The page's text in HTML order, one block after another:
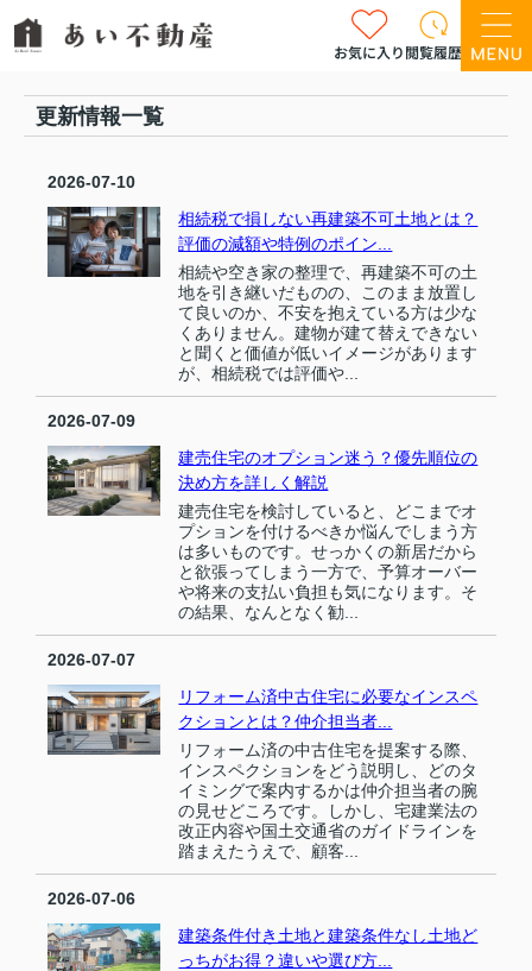
お気に入り閲覧履歴
更新情報一覧
2026-07-10
相続税で損しない再建築不可土地とは？
評価の減額や特例のポイン...
相続や空き家の整理で、再建築不可の土
地を引き継いだものの、このまま放置し
て良いのか、不安を抱えている方は少な
くありません。建物が建て替えできない
と聞くと価値が低いイメージがあります
が、相続税では評価や...
2026-07-09
建売住宅のオプション迷う？優先順位の
決め方を詳しく解説
建売住宅を検討していると、どこまでオ
プションを付けるべきか悩んでしまう方
は多いものです。せっかくの新居だから
と欲張ってしまう一方で、予算オーバー
や将来の支払い負担も気になります。そ
の結果、なんとなく勧...
2026-07-07
リフォーム済中古住宅に必要なインスペ
クションとは？仲介担当者...
リフォーム済の中古住宅を提案する際、
インスペクションをどう説明し、どのタ
イミングで案内するかは仲介担当者の腕
の見せどころです。しかし、宅建業法の
改正内容や国土交通省のガイドラインを
踏まえたうえで、顧客...
2026-07-06
建築条件付き土地と建築条件なし土地ど
っちがお得？違いや選び方...